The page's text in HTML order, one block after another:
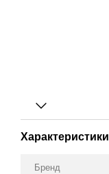
Характеристики
Бренд